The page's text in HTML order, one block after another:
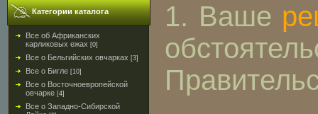
Категории каталога
Все об Африканских
карликовых ежах [0]
Все о Бельгийских овчарках [3]
Все о Бигле [10]
Все о Восточноевропейской
овчарке [4]
Все о Западно-Сибирской
1. Ваше